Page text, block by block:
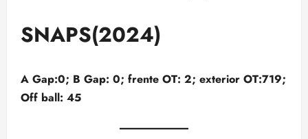
SNAPS(2024)
A Gap:0; B Gap: 0; frente OT: 2; exterior OT:719;
Off ball: 45